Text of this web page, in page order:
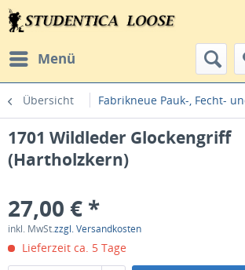
Menü
Übersicht Fabrikneue Pauk-, Fecht-
1701 Wildleder Glockengriff
(Hartholzkern)
27,00 € *
inkl. MwSt.zzgl. Versandkosten
Lieferzeit ca. 5 Tage